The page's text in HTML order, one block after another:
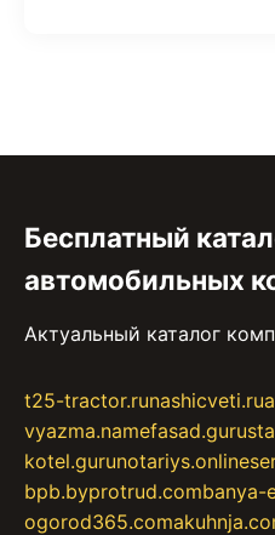
Бесплатный
автомобильных
Актуальный каталог
t25-tractor.runashicveti.ru
vyazma.namefasad.guru
kotel.gurunotariys.online
bpb.byprotrud.combanya-
ogorod365.com